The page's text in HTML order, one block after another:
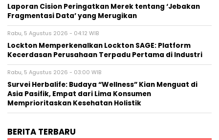
Laporan Cision Peringatkan Merek tentang ‘Jebakan
Fragmentasi Data’ yang Merugikan
Rabu, 5 Agustus 2026 - 04:12 WIB
Lockton Memperkenalkan Lockton SAGE: Platform
Kecerdasan Perusahaan Terpadu Pertama di Industri
Rabu, 5 Agustus 2026 - 03:00 WIB
Survei Herbalife: Budaya “Wellness” Kian Menguat di
Asia Pasifik, Empat dari Lima Konsumen
Memprioritaskan Kesehatan Holistik
BERITA TERBARU